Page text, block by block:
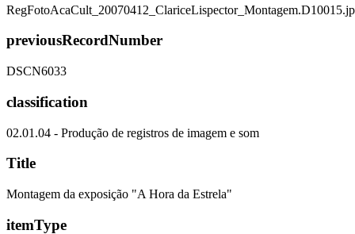
previousRecordNumber
DSCN6033
classification
02.01.04 - Produção de registros de imagem e som
Title
Montagem da exposição "A Hora da Estrela"
itemType